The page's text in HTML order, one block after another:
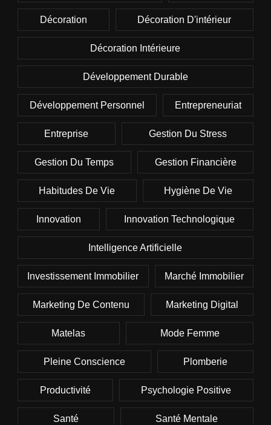
Décoration Décoration D'intérieur
Décoration Intérieure
Développement Durable
Développement Personnel Entrepreneuriat
Entreprise Gestion Du Stress
Gestion Du Temps Gestion Financière
Habitudes De Vie Hygiène De Vie
Innovation Innovation Technologique
Intelligence Artificielle
Investissement Immobilier Marché Immobilier
Marketing De Contenu Marketing Digital
Matelas Mode Femme
Pleine Conscience Plomberie
Productivité Psychologie Positive
Santé Santé Mentale